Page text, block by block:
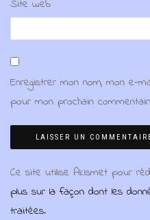
Site web
Enregistrer mon nom, mon e-
pour mon prochain
Ce site utilise Akismet pour
plus sur la façon dont les
traitées.